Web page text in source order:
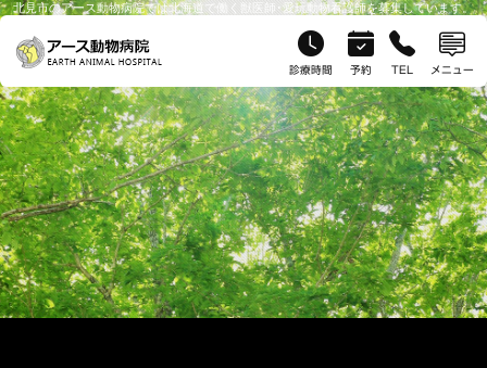
北見市のアース動物病院では北海道で働く獣医師･愛玩動物看護師を募集しています。
診療時間 予約 TEL メニュー